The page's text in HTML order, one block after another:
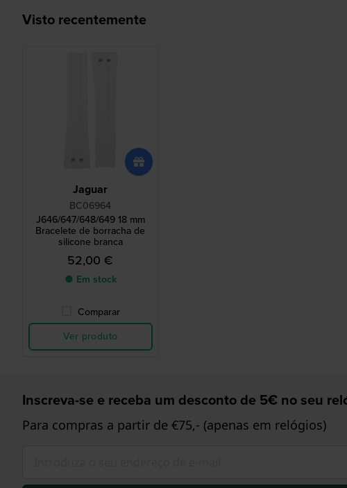
Visto recentemente
Jaguar
BC06964
J646/647/648/649 18 mm
Bracelete de borracha de
silicone branca
52,00 €
● Em stock
Comparar
Ver produto
Inscreva-se e receba um desconto de 5€ no seu
Para compras a partir de €75,- (apenas em relógios)